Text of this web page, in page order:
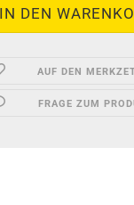
AUF DEN
FRAGE ZUM